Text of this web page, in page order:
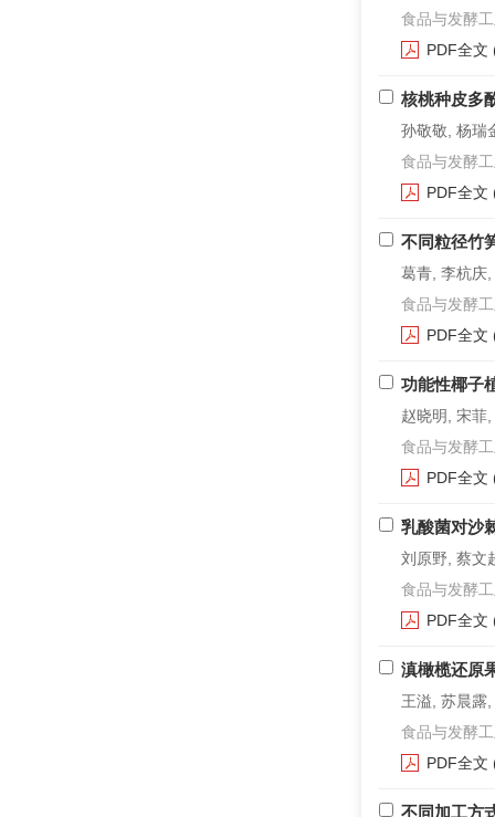
食品与发酵
PDF全文
核桃种皮多
孙敬敬, 杨瑞
食品与发酵
PDF全文
不同粒径竹
葛青, 李杭庆
食品与发酵
PDF全文
功能性椰子
赵晓明, 宋菲
食品与发酵
PDF全文
乳酸菌对沙
刘原野, 蔡文
食品与发酵
PDF全文
滇橄榄还原
王溢, 苏晨露
食品与发酵
PDF全文
不同加工方